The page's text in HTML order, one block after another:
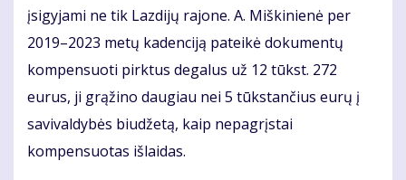
įsigyjami ne tik Lazdijų rajone. A. Miškinienė per
2019–2023 metų kadenciją pateikė dokumentų
kompensuoti pirktus degalus už 12 tūkst. 272
eurus, ji grąžino daugiau nei 5 tūkstančius eurų į
savivaldybės biudžetą, kaip nepagrįstai
kompensuotas išlaidas.